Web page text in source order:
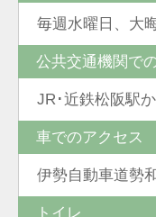
毎週水曜日、大
公共交通機関で
JR･近鉄松阪駅
車でのアクセス
伊勢自動車道勢
トイレ